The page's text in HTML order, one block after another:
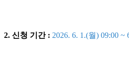
2. 신청 기간 : 2026. 6. 1.(월) 09:00 ~